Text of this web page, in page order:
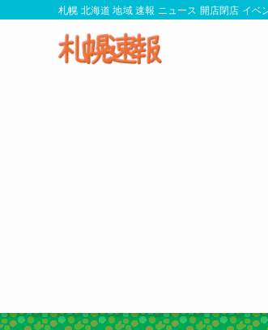
札幌 北海道 地域 速報 ニュース 開店閉店 イベ